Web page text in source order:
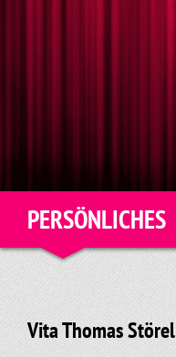
PERSÖNLICHES
Vita Thomas Störel